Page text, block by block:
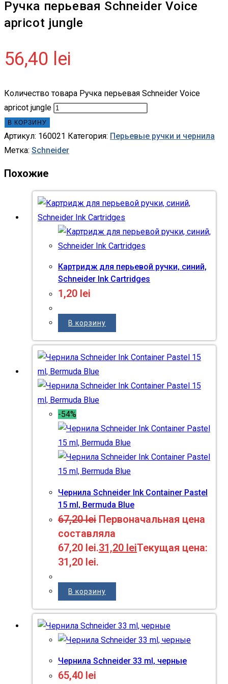
Ручка перьевая Schneider Voice
apricot jungle
56,40 lei
Количество товара Ручка перьевая Schneider Voice
apricot jungle
В КОРЗИНУ
Артикул: 160021 Категория: Перьевые ручки и чернила
Метка: Schneider
Похожие
Картридж для перьевой ручки, синий,
Schneider Ink Cartridges
1,20 lei
В корзину
-54%
Чернила Schneider Ink Container Pastel
15 ml, Bermuda Blue
67,20lei Первоначальная цена
составляла
67,20 lei.31,20 leiТекущая цена:
31,20 lei.
В корзину
Чернила Schneider 33 ml, черные
65,40 lei